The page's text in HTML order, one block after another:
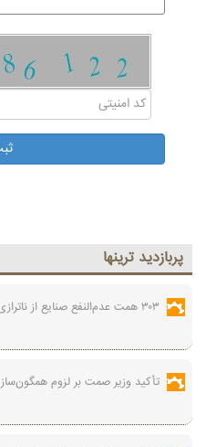
پربازديد ترينها
۳۰۳ همت عدم‌النفع صنایع از ناترازی‌ها
تأکید وزیر صمت بر لزوم